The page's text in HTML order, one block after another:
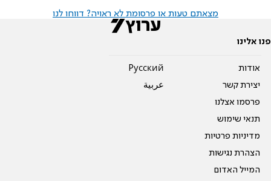
מצאתם טעות או פרסומת לא ראויה? דווחו לנו
פנו אלינו
אודות
יצירת קשר
פרסמו אצלנו
תנאי שימוש
מדיניות פרטיות
הצהרת נגישות
המייל האדום
Pусский
عربية